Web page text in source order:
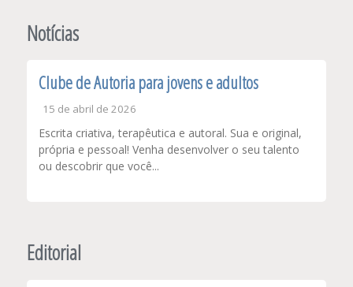
Post
Notícias
Clube de Autoria para jovens e adultos
15 de abril de 2026
Escrita criativa, terapêutica e autoral. Sua e original,
própria e pessoal! Venha desenvolver o seu talento
ou descobrir que você...
Editorial